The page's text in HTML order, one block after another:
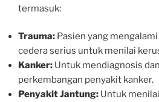
termasuk:
Trauma: Pasien yang
cedera serius untuk menilai
Kanker: Untuk mendiagnosis
perkembangan penyakit kanker.
Penyakit Jantung: Untuk